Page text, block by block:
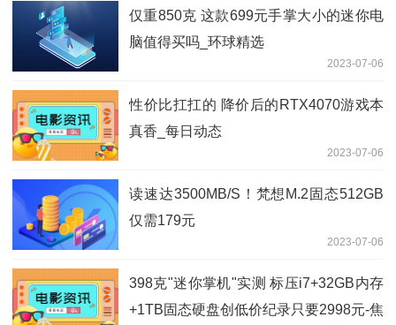
仅重850克 这款699元手掌大小的迷你电
脑值得买吗_环球精选
2023-07-06
性价比扛扛的 降价后的RTX4070游戏本
真香_每日动态
2023-07-06
读速达3500MB/S！梵想M.2固态512GB
仅需179元
2023-07-06
398克"迷你掌机"实测 标压i7+32GB内存
+1TB固态硬盘创低价纪录只要2998元-焦